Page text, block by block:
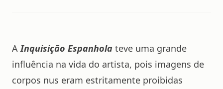
AInquisição Espanhola teve uma grande
influência na vida do artista, pois imagens de
corpos nus eram estritamente proibidas